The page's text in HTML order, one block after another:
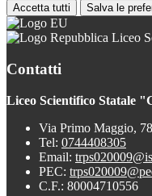
Accetta tutti Salva le
Liceo
Contatti
Liceo Scientifico Statale
Via Primo Maggio,
Tel: 0744408305
Email:
PEC:
C.F.: 80004710556